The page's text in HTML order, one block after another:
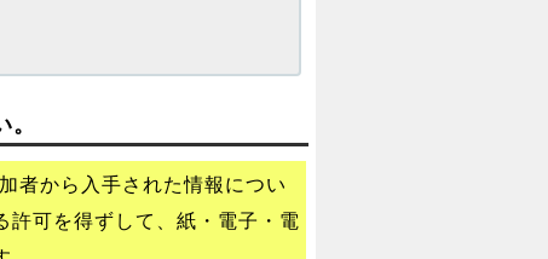
者から入手された情報につい
許可を得ずして、紙・電子・電